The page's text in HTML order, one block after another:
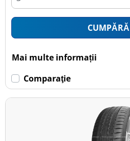
CUMPĂRĂ
Mai multe informații
Comparaţie